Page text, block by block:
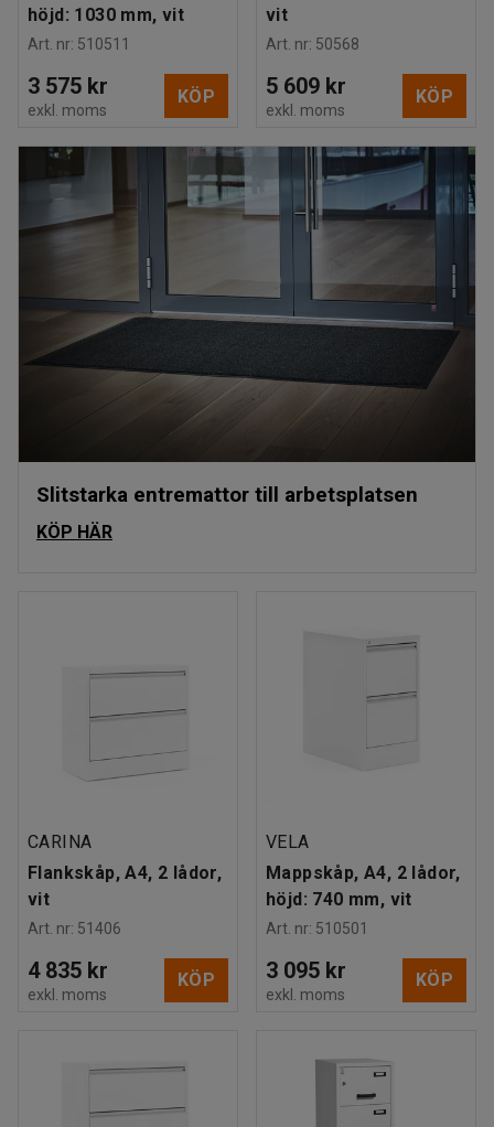
höjd: 1030 mm, vit
Art. nr: 510511
3 575 kr
exkl. moms
KÖP
vit
Art. nr: 50568
5 609 kr
exkl. moms
KÖP
Slitstarka entremattor till arbetsplatsen
KÖP HÄR
CARINA
Flankskåp, A4, 2 lådor,
vit
Art. nr: 51406
4 835 kr
exkl. moms
KÖP
VELA
Mappskåp, A4, 2 lådor,
höjd: 740 mm, vit
Art. nr: 510501
3 095 kr
exkl. moms
KÖP